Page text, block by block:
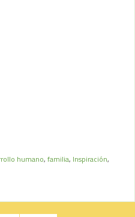
humano,familia, Inspiración,